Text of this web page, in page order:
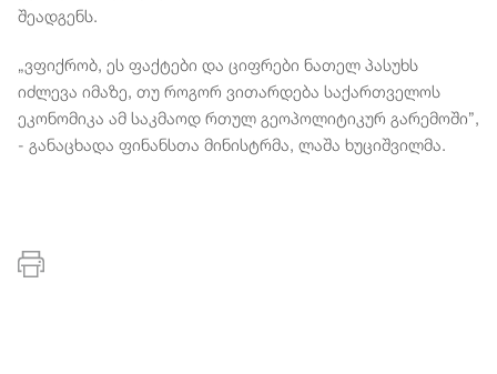
შეადგენს.
„ვფიქრობ, ეს ფაქტები და ციფრები ნათელ პასუხს
იძლევა იმაზე, თუ როგორ ვითარდება საქართველოს
ეკონომიკა ამ საკმაოდ რთულ გეოპოლიტიკურ გარემოში”,
- განაცხადა ფინანსთა მინისტრმა, ლაშა ხუციშვილმა.